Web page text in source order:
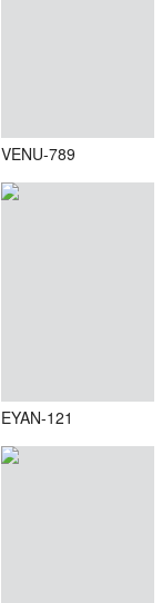
VENU-789
EYAN-121